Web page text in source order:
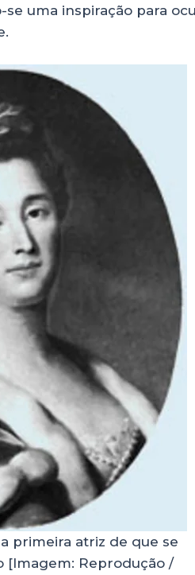
uma inspiração para
primeira atriz de que se
Reprodução /